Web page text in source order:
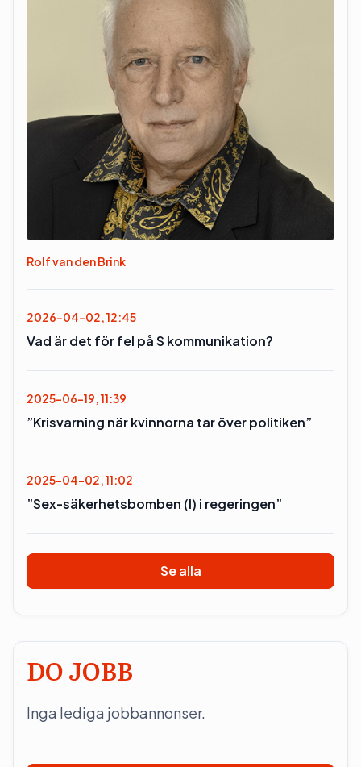
Rolf van den Brink
2026-04-02, 12:45
Vad är det för fel på S kommunikation?
2025-06-19, 11:39
”Krisvarning när kvinnorna tar över politiken”
2025-04-02, 11:02
”Sex-säkerhetsbomben (l) i regeringen”
Se alla
DO JOBB
Inga lediga jobbannonser.